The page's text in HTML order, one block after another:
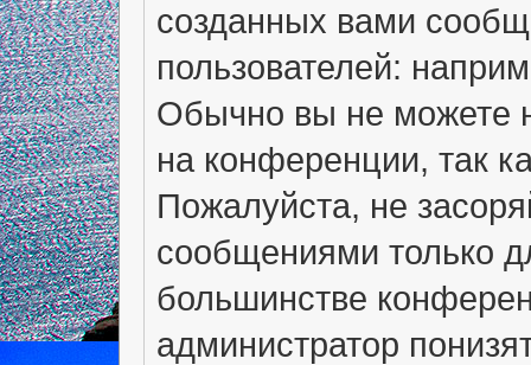
созданных вами
пользователей:
Обычно вы не можете
на конференции, так
Пожалуйста, не
сообщениями только
большинстве
администратор